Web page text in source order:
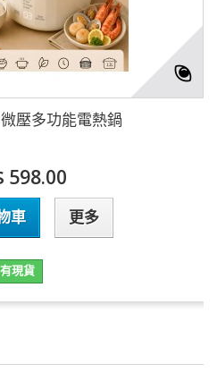
壓多功能電熱鍋
598.00
車 更多
有現貨